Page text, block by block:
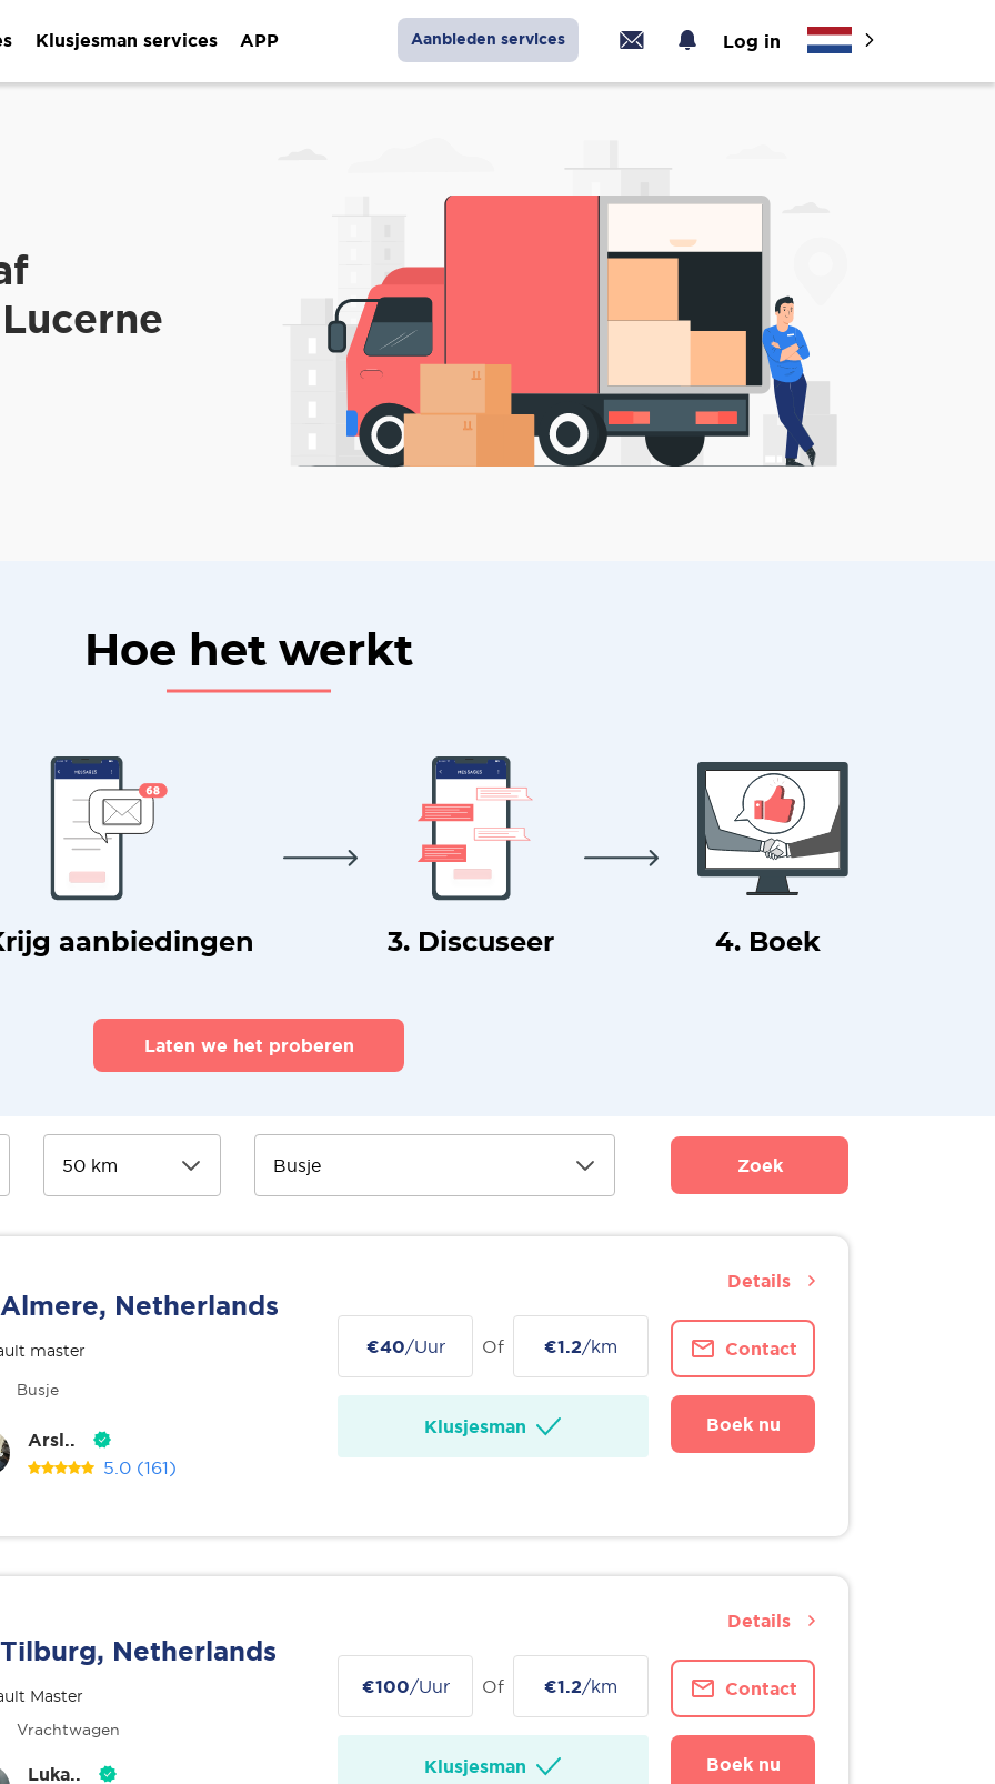
Klusjesman services APP Aanbieden services Log in
Hoe het werkt
aanbiedingen 3. Discuseer 4. Boek
Laten we het proberen
Zoek
Almere, Netherlands
master
Busje
Arsl..
5.0 (161)
€40/Uur Of €1.2/km
Klusjesman
Contact
Boek nu
Details
Tilburg, Netherlands
Master
Vrachtwagen
Luka..
€100/Uur Of €1.2/km
Klusjesman
Contact
Boek nu
Details